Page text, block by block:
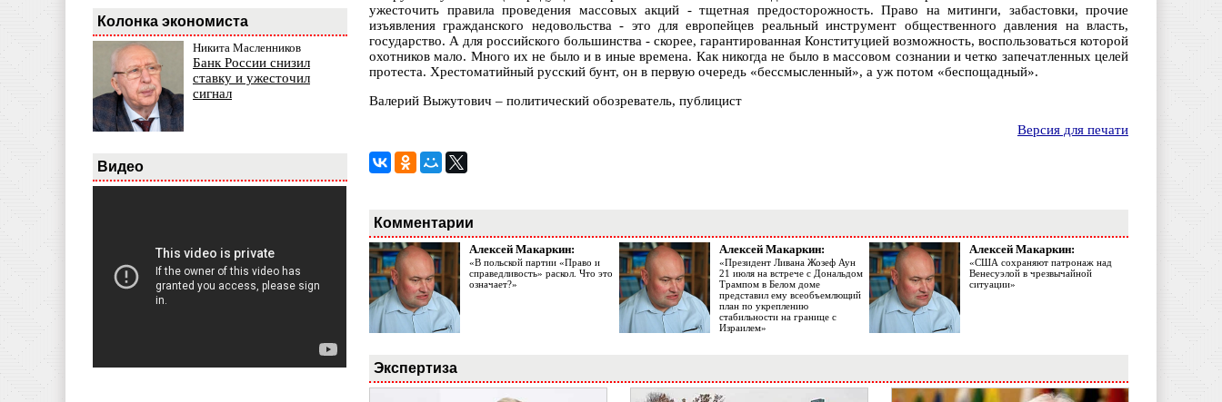
Колонка экономиста
Никита Масленников
Банк России снизил
ставку и ужесточил
сигнал
Видео
ужесточить правила проведения массовых акций - тщетная предосторожность. Право на митинги, забастовки, прочие
изъявления гражданского недовольства - это для европейцев реальный инструмент общественного давления на власть,
государство. А для российского большинства - скорее, гарантированная Конституцией возможность, воспользоваться которой
охотников мало. Много их не было и в иные времена. Как никогда не было в массовом сознании и четко запечатленных целей
протеста. Хрестоматийный русский бунт, он в первую очередь «бессмысленный», а уж потом «беспощадный».
Валерий Выжутович – политический обозреватель, публицист
Версия для печати
Комментарии
Алексей Макаркин:
«В польской партии «Право и
справедливость» раскол. Что это
означает?»
Алексей Макаркин:
«Президент Ливана Жозеф Аун
21 июля на встрече с Дональдом
Трампом в Белом доме
представил ему всеобъемлющий
план по укреплению
стабильности на границе с
Израилем»
Алексей Макаркин:
«США сохраняют патронаж над
Венесуэлой в чрезвычайной
ситуации»
Экспертиза